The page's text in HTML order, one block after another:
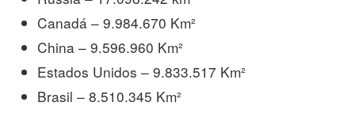
Canadá – 9.984.670 Km²
China – 9.596.960 Km²
Estados Unidos – 9.833.517 Km²
Brasil – 8.510.345 Km²